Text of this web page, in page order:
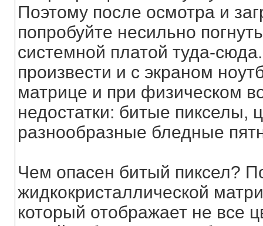
Поэтому после осмотра и
попробуйте несильно
системной платой туда-
произвести и с экраном
матрице и при физическом
недостатки: битые пикселы,
разнообразные бледные
Чем опасен битый пиксел?
жидкокристаллической
который отображает не все